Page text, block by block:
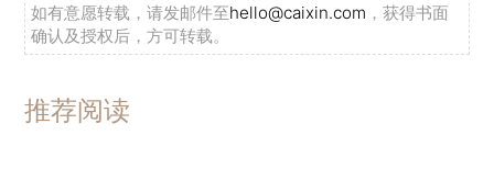
如有意愿转载，请发邮件至hello@caixin.com ，获得书面
确认及授权后，方可转载。
推荐阅读